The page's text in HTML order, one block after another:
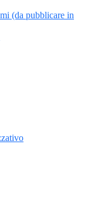
(da pubblicare in